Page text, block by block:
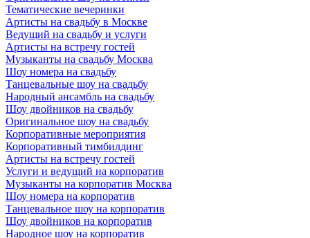
Тематические вечеринки
Артисты на свадьбу в Москве
Ведущий на свадьбу и услуги
Артисты на встречу гостей
Музыканты на свадьбу Москва
Шоу номера на свадьбу
Танцевальные шоу на свадьбу
Народный ансамбль на свадьбу
Шоу двойников на свадьбу
Оригинальное шоу на свадьбу
Корпоративные мероприятия
Корпоративный тимбилдинг
Артисты на встречу гостей
Услуги и ведущий на корпоратив
Музыканты на корпоратив Москва
Шоу номера на корпоратив
Танцевальное шоу на корпоратив
Шоу двойников на корпоратив
Народное шоу на корпоратив